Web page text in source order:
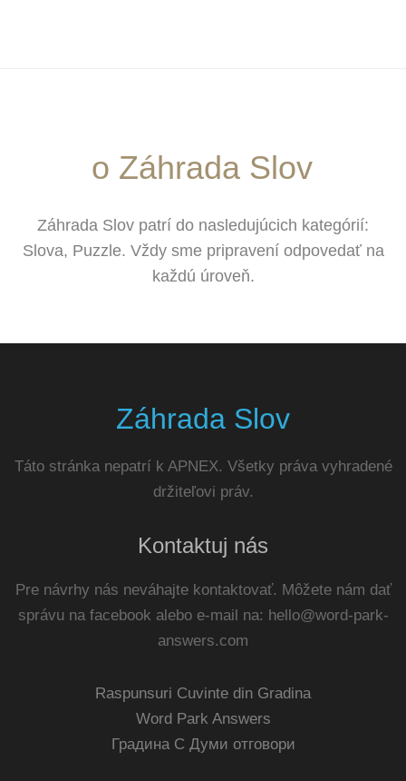
o Záhrada Slov
Záhrada Slov patrí do nasledujúcich kategórií:
Slova, Puzzle. Vždy sme pripravení odpovedať na
každú úroveň.
Záhrada Slov
Táto stránka nepatrí k APNEX. Všetky práva vyhradené
držiteľovi práv.
Kontaktuj nás
Pre návrhy nás neváhajte kontaktovať. Môžete nám dať
správu na facebook alebo e-mail na: hello@word-park-
answers.com
Raspunsuri Cuvinte din Gradina
Word Park Answers
Градина С Думи отговори